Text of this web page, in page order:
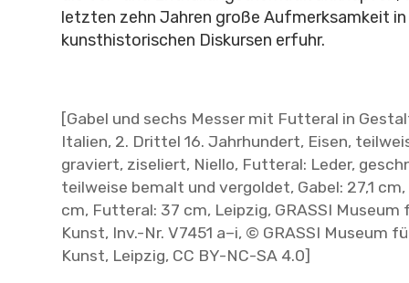
letzten zehn Jahren große Aufmerksamkeit in
kunsthistorischen Diskursen erfuhr.
[Gabel und sechs Messer mit Futteral in
Italien, 2. Drittel 16. Jahrhundert, Eisen,
graviert, ziseliert, Niello, Futteral: Leder,
teilweise bemalt und vergoldet, Gabel: 27,1 cm,
cm, Futteral: 37 cm, Leipzig, GRASSI
Kunst, Inv.-Nr. V7451 a–i, © GRASSI Museum
Kunst, Leipzig, CC BY-NC-SA 4.0]